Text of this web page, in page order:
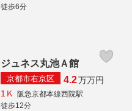
徒歩6分
ジュネス丸池Ａ館
京都市右京区 4.2万万円
1Ｋ
阪急京都本線西院駅
徒歩12分